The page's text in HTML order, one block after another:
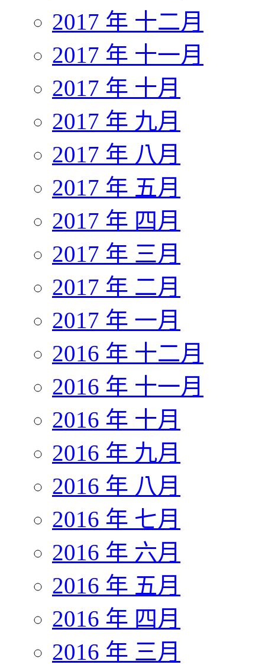
2017 年 十二月
2017 年 十一月
2017 年 十月
2017 年 九月
2017 年 八月
2017 年 五月
2017 年 四月
2017 年 三月
2017 年 二月
2017 年 一月
2016 年 十二月
2016 年 十一月
2016 年 十月
2016 年 九月
2016 年 八月
2016 年 七月
2016 年 六月
2016 年 五月
2016 年 四月
2016 年 三月